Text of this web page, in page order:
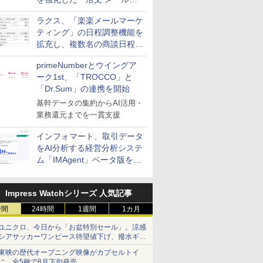
送信防止アドインサービス」
を提供
ラクス、「楽楽メールマーケ
ティング」の日程調整機能を
拡充し、複数名の商談日程調
整を効率化
primeNumberとウイングア
ーク1st、「TROCCO」と
「Dr.Sum」の連携を開始
基幹データの集約からAI活用・
業務還元までを一貫支援
インフォマート、取引データ
をAI分析する経営分析システ
ム「IMAgent」ベータ版を提
Impress Watchシリーズ 人気記事
24時間 1週間 1カ月
ニクロ、今日から「お盆特別セール」。涼感
アサッカーワンピース待望値下げ、撥水ギア
ョーツは1990円に
映の歴代オープニング映像がカプセルトイ